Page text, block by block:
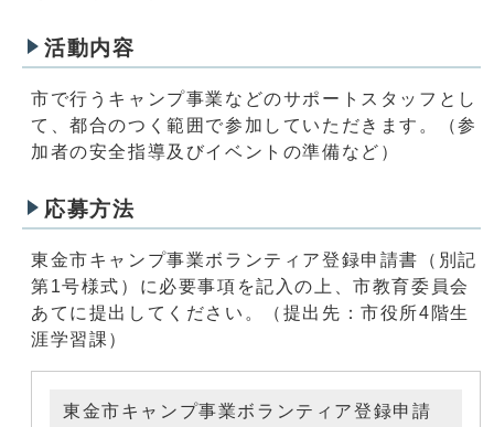
活動内容
市で行うキャンプ事業などのサポートスタッフとし
て、都合のつく範囲で参加していただきます。（参
加者の安全指導及びイベントの準備など）
応募方法
東金市キャンプ事業ボランティア登録申請書（別記
第1号様式）に必要事項を記入の上、市教育委員会
あてに提出してください。（提出先：市役所4階生
涯学習課）
東金市キャンプ事業ボランティア登録申請